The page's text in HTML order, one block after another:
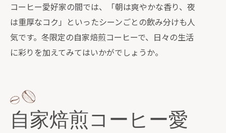
コーヒー愛好家の間では、「朝は爽やかな香り、夜
は重厚なコク」といったシーンごとの飲み分けも人
気です。冬限定の自家焙煎コーヒーで、日々の生活
に彩りを加えてみてはいかがでしょうか。
自家焙煎コーヒー愛